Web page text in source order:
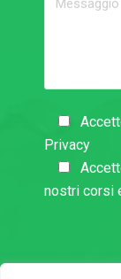
Privacy
nostri corsi